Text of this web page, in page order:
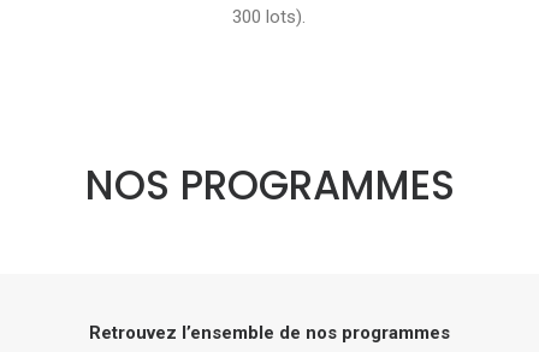
300 lots).
NOS PROGRAMMES
Retrouvez l’ensemble de nos programmes